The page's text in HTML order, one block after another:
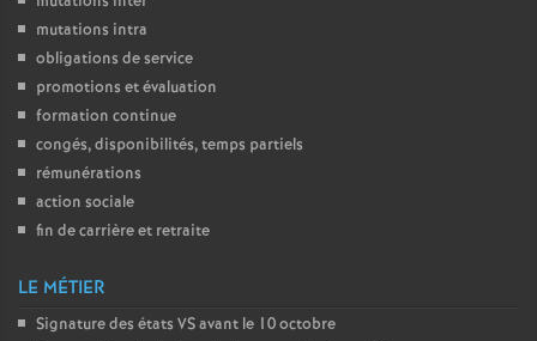
mutations intra
obligations de service
promotions et évaluation
formation continue
congés, disponibilités, temps partiels
rémunérations
action sociale
fin de carrière et retraite
LE MÉTIER
Signature des états VSavant le 10 octobre